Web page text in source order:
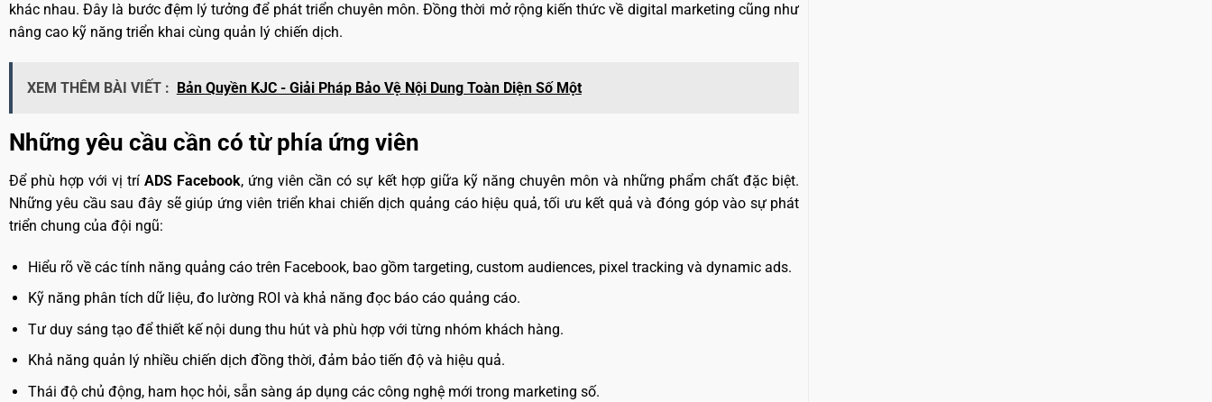
khác nhau. Đây là bước đệm lý tưởng để phát triển chuyên môn. Đồng thời mở rộng kiến thức về digital marketing cũng như
nâng cao kỹ năng triển khai cùng quản lý chiến dịch.
XEM THÊM BÀI VIẾT : Bản Quyền KJC - Giải Pháp Bảo Vệ Nội Dung Toàn Diện Số Một
Những yêu cầu cần có từ phía ứng viên
Để phù hợp với vị tríADS Facebook, ứng viên cần có sự kết hợp giữa kỹ năng chuyên môn và những phẩm chất đặc biệt.
Những yêu cầu sau đây sẽ giúp ứng viên triển khai chiến dịch quảng cáo hiệu quả, tối ưu kết quả và đóng góp vào sự phát
triển chung của đội ngũ:
Hiểu rõ về các tính năng quảng cáo trên Facebook, bao gồm targeting, custom audiences, pixel tracking và dynamic ads.
Kỹ năng phân tích dữ liệu, đo lường ROI và khả năng đọc báo cáo quảng cáo.
Tư duy sáng tạo để thiết kế nội dung thu hút và phù hợp với từng nhóm khách hàng.
Khả năng quản lý nhiều chiến dịch đồng thời, đảm bảo tiến độ và hiệu quả.
Thái độ chủ động, ham học hỏi, sẵn sàng áp dụng các công nghệ mới trong marketing số.